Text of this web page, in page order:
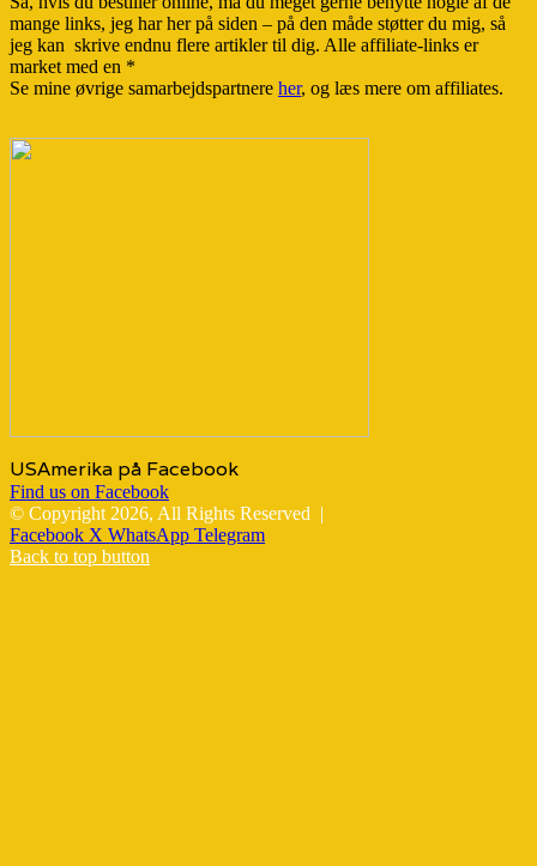
mange links, jeg har her på siden – på den måde støtter du mig, så
jeg kan skrive endnu flere artikler til dig. Alle affiliate-links er
market med en *
Se mine øvrige samarbejdspartnere her, og læs mere om affiliates.
USAmerika på Facebook
Find us on Facebook
© Copyright 2026, All Rights Reserved |
Facebook X WhatsApp Telegram
Back to top button